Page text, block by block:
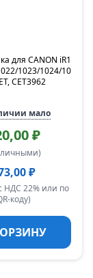
для CANON iR1
1023/1024/10
CET3962
мало
₽
₽
НДС 22% или по
коду)